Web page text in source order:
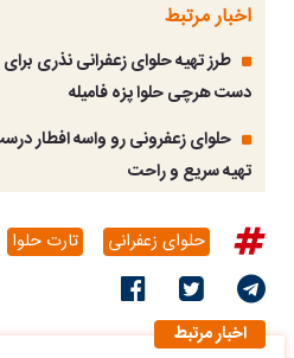
اخبار مرتبط
دست هرچی حلوا پزه فامیله
حلوای زعفرونی رو واسه افطار
تهیه سریع و راحت
حلوای زعفرانی تارت حلوا
اخبار مرتبط